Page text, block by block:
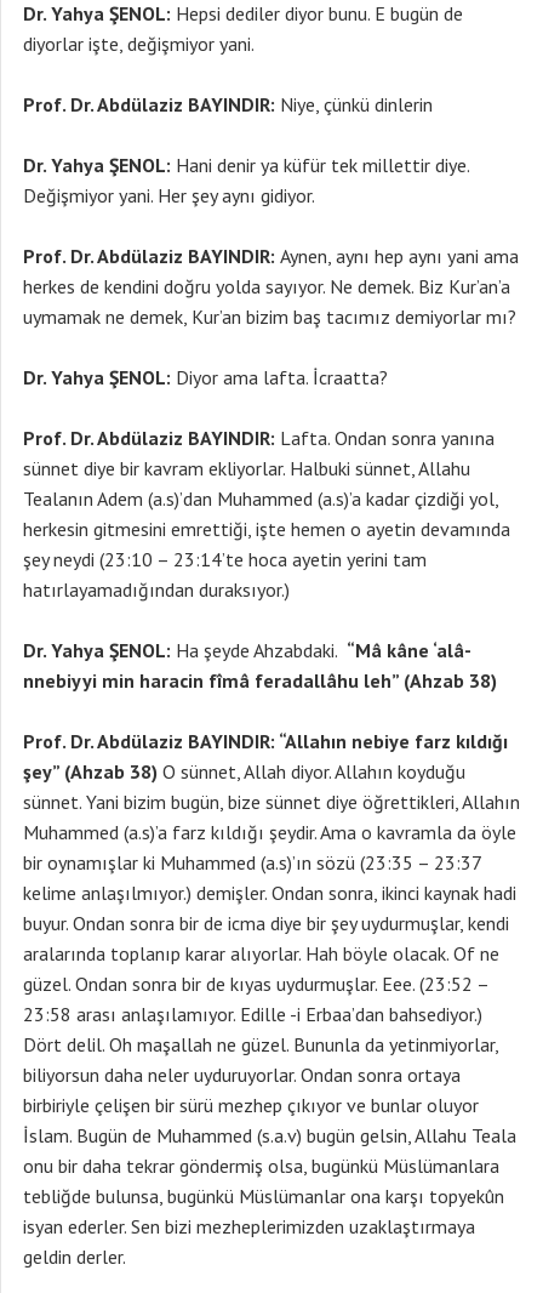
Dr. Yahya ŞENOL: Hepsi dediler diyor bunu. E bugün de
diyorlar işte, değişmiyor yani.
Prof. Dr. Abdülaziz BAYINDIR: Niye, çünkü dinlerin
Dr. Yahya ŞENOL: Hani denir ya küfür tek millettir diye.
Değişmiyor yani. Her şey aynı gidiyor.
Prof. Dr. Abdülaziz BAYINDIR: Aynen, aynı hep aynı yani ama
herkes de kendini doğru yolda sayıyor. Ne demek. Biz Kur’an’a
uymamak ne demek, Kur’an bizim baş tacımız demiyorlar mı?
Dr. Yahya ŞENOL: Diyor ama lafta. İcraatta?
Prof. Dr. Abdülaziz BAYINDIR: Lafta. Ondan sonra yanına
sünnet diye bir kavram ekliyorlar. Halbuki sünnet, Allahu
Tealanın Adem (a.s)’dan Muhammed (a.s)’a kadar çizdiği yol,
herkesin gitmesini emrettiği, işte hemen o ayetin devamında
şey neydi (23:10 – 23:14’te hoca ayetin yerini tam
hatırlayamadığından duraksıyor.)
Dr. Yahya ŞENOL: Ha şeyde Ahzabdaki. “Mâ kâne ‘alâ-
nnebiyyi min haracin fîmâ feradallâhu leh” (Ahzab 38)
Prof. Dr. Abdülaziz BAYINDIR: “Allahın nebiye farz kıldığı
şey” (Ahzab 38) O sünnet, Allah diyor. Allahın koyduğu
sünnet. Yani bizim bugün, bize sünnet diye öğrettikleri, Allahın
Muhammed (a.s)’a farz kıldığı şeydir. Ama o kavramla da öyle
bir oynamışlar ki Muhammed (a.s)’ın sözü (23:35 – 23:37
kelime anlaşılmıyor.) demişler. Ondan sonra, ikinci kaynak hadi
buyur. Ondan sonra bir de icma diye bir şey uydurmuşlar, kendi
aralarında toplanıp karar alıyorlar. Hah böyle olacak. Of ne
güzel. Ondan sonra bir de kıyas uydurmuşlar. Eee. (23:52 –
23:58 arası anlaşılamıyor. Edille -i Erbaa’dan bahsediyor.)
Dört delil. Oh maşallah ne güzel. Bununla da yetinmiyorlar,
biliyorsun daha neler uyduruyorlar. Ondan sonra ortaya
birbiriyle çelişen bir sürü mezhep çıkıyor ve bunlar oluyor
İslam. Bugün de Muhammed (s.a.v) bugün gelsin, Allahu Teala
onu bir daha tekrar göndermiş olsa, bugünkü Müslümanlara
tebliğde bulunsa, bugünkü Müslümanlar ona karşı topyekûn
isyan ederler. Sen bizi mezheplerimizden uzaklaştırmaya
geldin derler.